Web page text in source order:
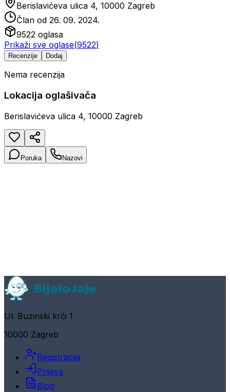
Berislavićeva ulica 4, 10000 Zagreb
Član od 26. 09. 2024.
9522 oglasa
Prikaži sve oglase(9522)
Recenzije Dodaj
Nema recenzija
Lokacija oglašivača
Berislavićeva ulica 4, 10000 Zagreb
Poruka Nazovi
Ul. Buzinski krči 1
10000 Zagreb
Registracija
Prijava
Blog